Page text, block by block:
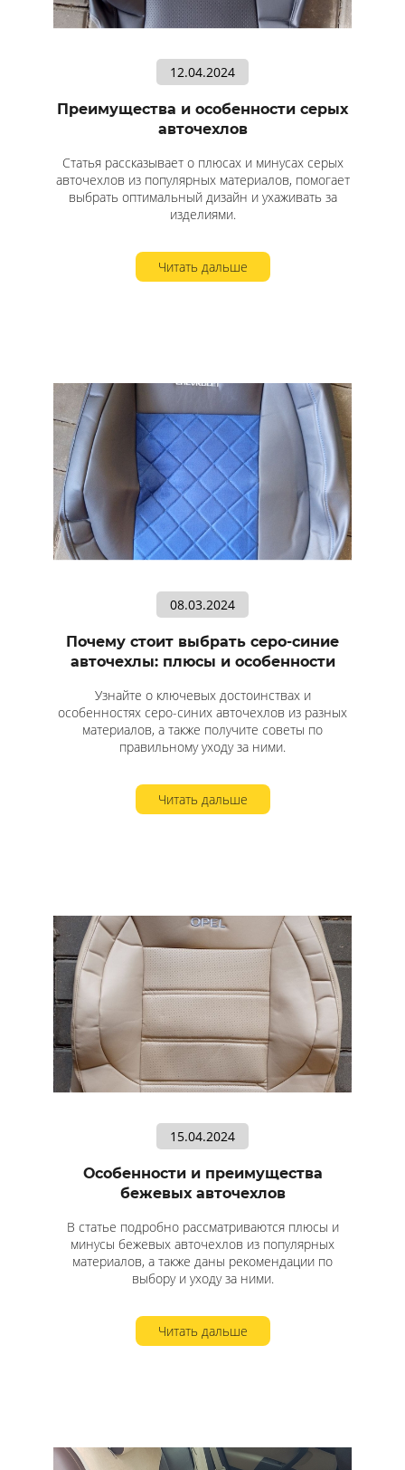
12.04.2024
Преимущества и особенности серых
авточехлов
Статья рассказывает о плюсах и минусах серых
авточехлов из популярных материалов, помогает
выбрать оптимальный дизайн и ухаживать за
изделиями.
Читать дальше
08.03.2024
Почему стоит выбрать серо-синие
авточехлы: плюсы и особенности
Узнайте о ключевых достоинствах и
особенностях серо-синих авточехлов из разных
материалов, а также получите советы по
правильному уходу за ними.
Читать дальше
15.04.2024
Особенности и преимущества
бежевых авточехлов
В статье подробно рассматриваются плюсы и
минусы бежевых авточехлов из популярных
материалов, а также даны рекомендации по
выбору и уходу за ними.
Читать дальше